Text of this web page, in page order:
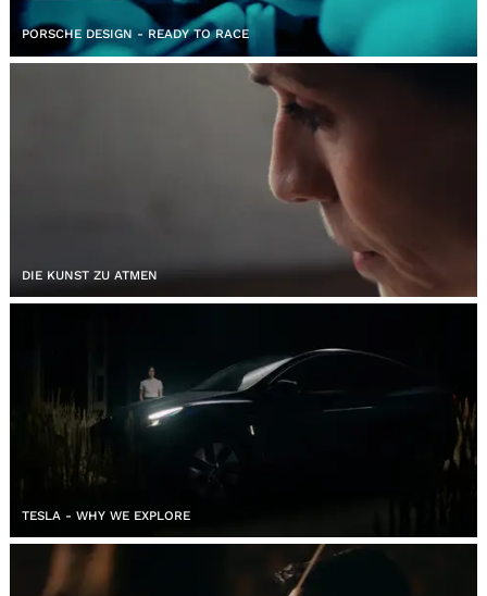
PORSCHE DESIGN - READY TO RACE
DIE KUNST ZU ATMEN
TESLA - WHY WE EXPLORE